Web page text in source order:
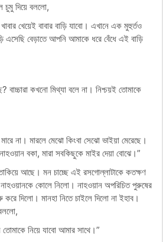
চুমু দিয়ে বললো,
খেয়েই বাবার বাড়ি যাবো। এখানে এক মুহুর্তও
এসেছি বেড়াতে আপনি আমাকে ধরে বেঁধে এই বাড়ি
বাচ্চারা কখনো মিথ্যা বলে না। নিশ্চয়ই তোমাকে
না। মারলে মেঝো কিংবা সেঝো ভাইয়া মেরেছে।
বকা, মারা সবকিছুকে মাইর দেয়া বোঝে।”
তাকিয়ে আছে। মন চাচ্ছে এই রসগোল্লাটাকে কতক্ষণ
কোলে নিলো। নাহওয়ান অপরিচিত পুরুষের
করে দিলো। মানহা নিতে চাইলে দিলো না ইহাব।
নিয়ে যাবো আমার সাথে।”